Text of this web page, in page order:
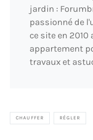
jardin :
passionné de
ce site en
appartement
travaux et
CHAUFFER RÉGLER